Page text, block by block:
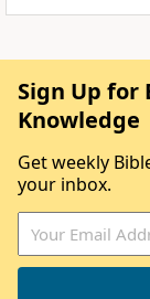
Sign Up for
Knowledge
Get weekly
your inbox.